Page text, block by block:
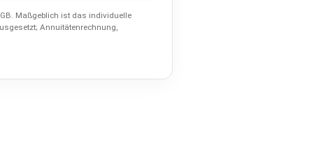
Maßgeblich ist das individuelle
Annuitätenrechnung,